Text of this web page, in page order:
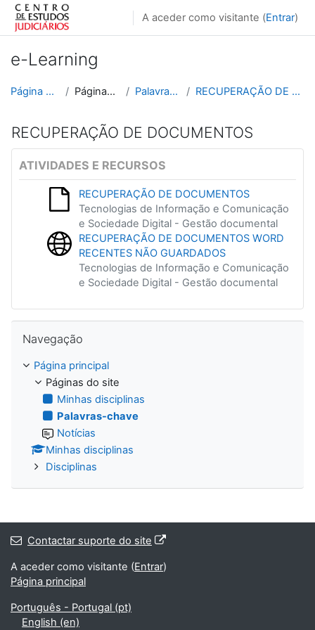
Ir para o conteúdo principal
A aceder como visitante (Entrar)
e-Learning
Página principal Páginas do site Palavras-chave RECUPERAÇÃO DE DOCUMENTOS
RECUPERAÇÃO DE DOCUMENTOS
ATIVIDADES E RECURSOS
RECUPERAÇÃO DE DOCUMENTOS
Tecnologias de Informação e Comunicação
e Sociedade Digital - Gestão documental
RECUPERAÇÃO DE DOCUMENTOS WORD
RECENTES NÃO GUARDADOS
Tecnologias de Informação e Comunicação
e Sociedade Digital - Gestão documental
Navegação
Página principal
Páginas do site
Minhas disciplinas
Palavras-chave
Notícias
Minhas disciplinas
Disciplinas
Contactar suporte do site
A aceder como visitante (Entrar)
Página principal
Português - Portugal ‎(pt)‎
English ‎(en)‎